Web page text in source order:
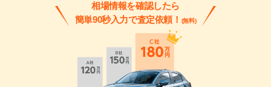
相場情報を確認したら
簡単90秒入力で査定依頼！ (無料)